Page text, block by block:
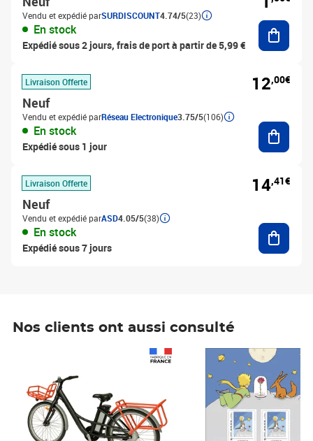
Vendu et expédié parSURDISCOUNT4.74/5(23)
En stock
Expédié sous 2 jours, frais de port à partir de 5,99 €
Livraison Offerte
Neuf
Vendu et expédié parRéseau Electronique3.75/5(106)
En stock
Expédié sous 1 jour
12,00€
Livraison Offerte
Neuf
Vendu et expédié parASD4.05/5(38)
En stock
Expédié sous 7 jours
14,41€
Nos clients ont aussi consulté
Prix 7,50€